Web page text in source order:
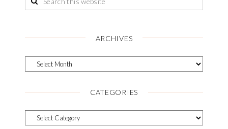
ARCHIVES
CATEGORIES